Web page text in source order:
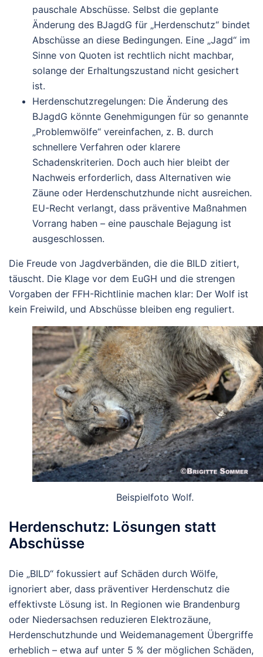
pauschale Abschüsse. Selbst die geplante
Änderung des BJagdG für „Herdenschutz“ bindet
Abschüsse an diese Bedingungen. Eine „Jagd“ im
Sinne von Quoten ist rechtlich nicht machbar,
solange der Erhaltungszustand nicht gesichert
ist.
Herdenschutzregelungen: Die Änderung des
BJagdG könnte Genehmigungen für so genannte
„Problemwölfe“ vereinfachen, z. B. durch
schnellere Verfahren oder klarere
Schadenskriterien. Doch auch hier bleibt der
Nachweis erforderlich, dass Alternativen wie
Zäune oder Herdenschutzhunde nicht ausreichen.
EU-Recht verlangt, dass präventive Maßnahmen
Vorrang haben – eine pauschale Bejagung ist
ausgeschlossen.
Die Freude von Jagdverbänden, die die BILD zitiert,
täuscht. Die Klage vor dem EuGH und die strengen
Vorgaben der FFH-Richtlinie machen klar: Der Wolf ist
kein Freiwild, und Abschüsse bleiben eng reguliert.
Beispielfoto Wolf.
Herdenschutz: Lösungen statt
Abschüsse
Die „BILD“ fokussiert auf Schäden durch Wölfe,
ignoriert aber, dass präventiver Herdenschutz die
effektivste Lösung ist. In Regionen wie Brandenburg
oder Niedersachsen reduzieren Elektrozäune,
Herdenschutzhunde und Weidemanagement Übergriffe
erheblich – etwa auf unter 5 % der möglichen Schäden,